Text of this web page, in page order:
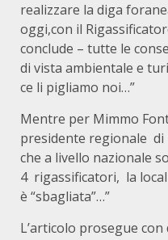
realizzare la diga
oggi,con il
conclude – tutte le
di vista ambientale e
ce li pigliamo noi…”
Mentre per Mimmo
presidente regionale di
che a livello nazionale
4 rigassificatori, la
è “sbagliata”…”
L’articolo prosegue